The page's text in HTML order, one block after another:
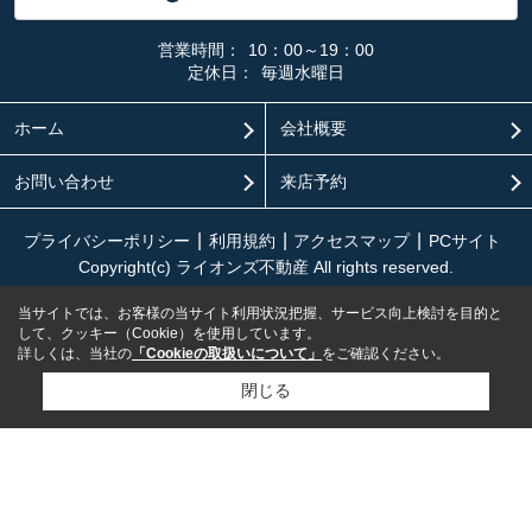
営業時間：
10：00～19：00
定休日：
毎週水曜日
ホーム 会社概要
お問い合わせ 来店予約
プライバシーポリシー 利用規約 アクセスマップ
PCサイト
Copyright(c) ライオンズ不動産 All rights reserved.
当サイトでは、お客様の当サイト利用状況把握、サービス向上検討を目的と
して、クッキー（Cookie）を使用しています。
詳しくは、当社の 「Cookieの取扱いについて」 をご確認ください。
閉じる